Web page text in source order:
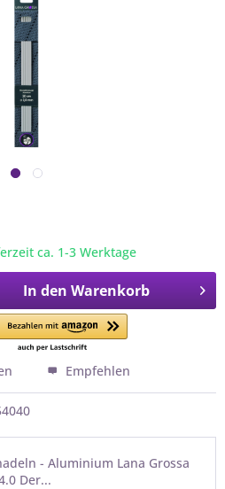
ca. 1-3 Werktage
In den Warenkorb
Empfehlen
- Aluminium Lana Grossa
Der...